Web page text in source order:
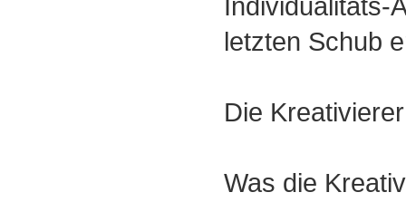
letzten Schub
Die Kreativierer
Was die